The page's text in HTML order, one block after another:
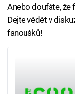
Anebo doufáte, že
Dejte vědět v
fanoušků!